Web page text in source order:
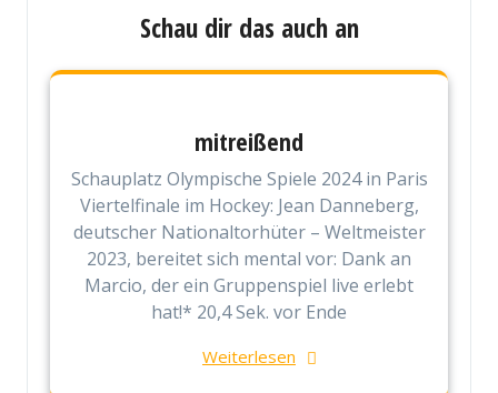
Schau dir das auch an
mitreißend
Schauplatz Olympische Spiele 2024 in Paris
Viertelfinale im Hockey: Jean Danneberg,
deutscher Nationaltorhüter – Weltmeister
2023, bereitet sich mental vor: Dank an
Marcio, der ein Gruppenspiel live erlebt
hat!* 20,4 Sek. vor Ende
Weiterlesen